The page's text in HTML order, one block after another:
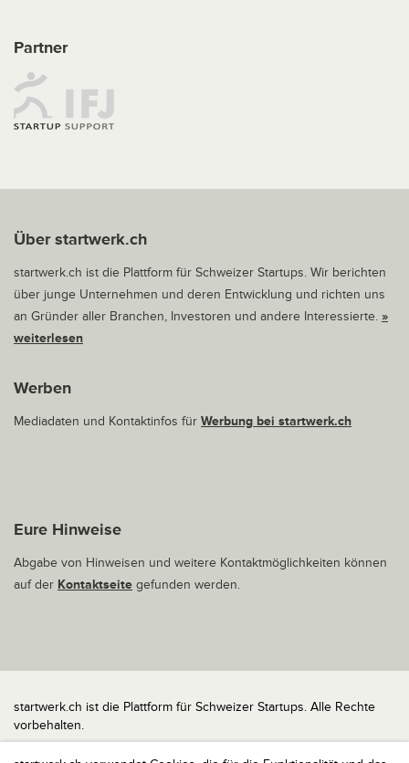
Partner
Über startwerk.ch
startwerk.ch ist die Plattform für Schweizer Startups. Wir berichten
über junge Unternehmen und deren Entwicklung und richten uns
an Gründer aller Branchen, Investoren und andere Interessierte. »
weiterlesen
Werben
Mediadaten und Kontaktinfos für Werbung bei startwerk.ch
Eure Hinweise
Abgabe von Hinweisen und weitere Kontaktmöglichkeiten können
auf der Kontaktseite gefunden werden.
startwerk.ch ist die Plattform für Schweizer Startups. Alle Rechte
vorbehalten.